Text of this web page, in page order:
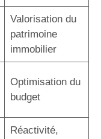
Valorisation du
patrimoine
immobilier
Optimisation du
budget
Réactivité,